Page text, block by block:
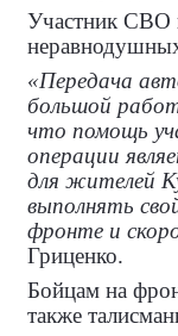
Участник СВО
«Передача
большой
что помощь
операции
для жителей
выполнять
фронте и
Гриценко.
Бойцам на
также